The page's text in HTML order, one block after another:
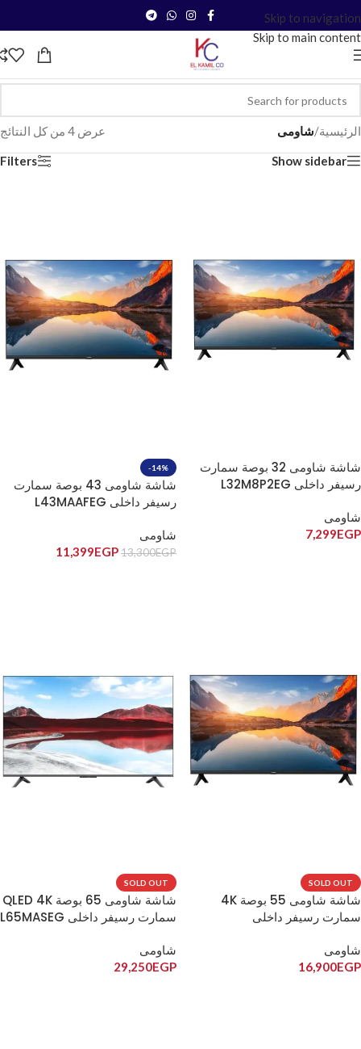
Skip to navigation
Skip to main content
الرئيسية/شاومى عرض ⁦4⁩ من كل النتائج
Show sidebar
Filters
شاشة شاومى 32 بوصة سمارت
رسيفر داخلى L32M8P2EG
شاومى
7,299EGP
-14%
شاشة شاومى 43 بوصة سمارت
رسيفر داخلى L43MAAFEG
شاومى
13,300EGP
11,399EGP
SOLD OUT
شاشة شاومى 55 بوصة 4K
سمارت رسيفر داخلى
شاومى
16,900EGP
SOLD OUT
شاشة شاومى 65 بوصة QLED 4K
سمارت رسيفر داخلى L65MASEG
شاومى
29,250EGP